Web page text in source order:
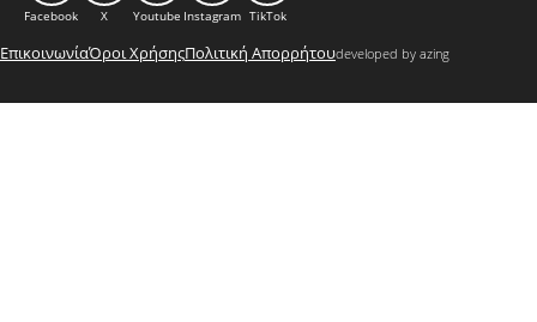
Facebook X Youtube Instagram TikTok
ΕπικοινωνίαΌροι ΧρήσηςΠολιτική Απορρήτουdeveloped by azing